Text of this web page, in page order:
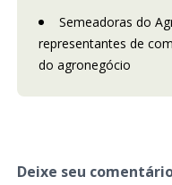
Semeadoras do
representantes de
do agronegócio
Deixe seu